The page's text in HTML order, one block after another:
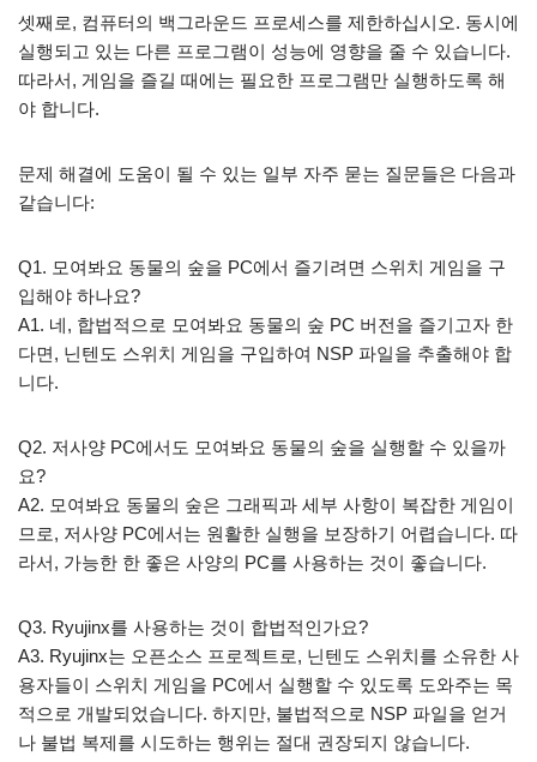
셋째로, 컴퓨터의 백그라운드 프로세스를 제한하십시오. 동시에
실행되고 있는 다른 프로그램이 성능에 영향을 줄 수 있습니다.
따라서, 게임을 즐길 때에는 필요한 프로그램만 실행하도록 해
야 합니다.
문제 해결에 도움이 될 수 있는 일부 자주 묻는 질문들은 다음과
같습니다:
Q1. 모여봐요 동물의 숲을 PC에서 즐기려면 스위치 게임을 구
입해야 하나요?
A1. 네, 합법적으로 모여봐요 동물의 숲 PC 버전을 즐기고자 한
다면, 닌텐도 스위치 게임을 구입하여 NSP 파일을 추출해야 합
니다.
Q2. 저사양 PC에서도 모여봐요 동물의 숲을 실행할 수 있을까
요?
A2. 모여봐요 동물의 숲은 그래픽과 세부 사항이 복잡한 게임이
므로, 저사양 PC에서는 원활한 실행을 보장하기 어렵습니다. 따
라서, 가능한 한 좋은 사양의 PC를 사용하는 것이 좋습니다.
Q3. Ryujinx를 사용하는 것이 합법적인가요?
A3. Ryujinx는 오픈소스 프로젝트로, 닌텐도 스위치를 소유한 사
용자들이 스위치 게임을 PC에서 실행할 수 있도록 도와주는 목
적으로 개발되었습니다. 하지만, 불법적으로 NSP 파일을 얻거
나 불법 복제를 시도하는 행위는 절대 권장되지 않습니다.